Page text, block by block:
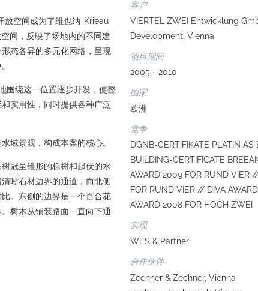
放空间成为了维也纳-Krieau
间，反映了场地内的不同建
态各异的多元化网络，呈现
围绕这一位置逐步开发，使整
实用性，同时提供各种广泛
域景观，构成本案的核心。
冠呈锥形的栎树和起伏的水
晰石材边界的通道，而北侧
。东侧的边界是一个百合花
树木从铺装路面一直向下通
客户
VIERTEL ZWEI Entwicklung
Development, Vienna
项目期间
2005 - 2010
国家
欧洲
竞争
DGNB-CERTIFIKATE PLATIN
BUILDING-CERTIFICATE
AWARD 2009 FOR RUND VIER
FOR RUND VIER // DIVA
AWARD 2008 FOR HOCH ZWEI
实现
WES & Partner
合作伙伴
Zechner & Zechner, Vienna